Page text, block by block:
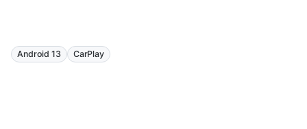
Android 13 CarPlay